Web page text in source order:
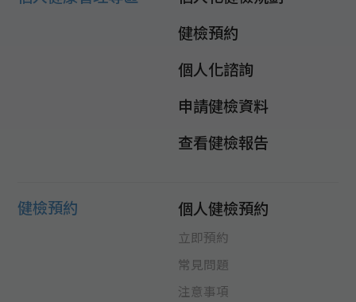
健檢預約
個人化諮詢
申請健檢資料
查看健檢報告
健檢預約 個人健檢預約
立即預約
常見問題
注意事項